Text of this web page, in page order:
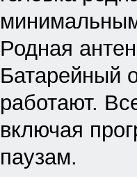
Родная
Батарейный
работают.
включая
паузам.